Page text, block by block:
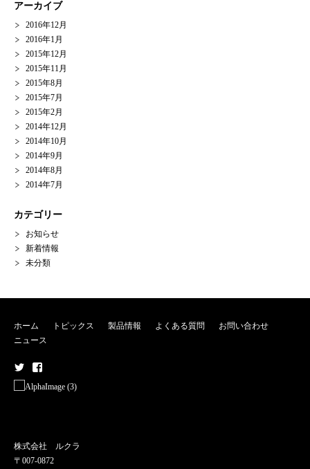
アーカイブ
2016年12月
2016年1月
2015年12月
2015年11月
2015年8月
2015年7月
2015年2月
2014年12月
2014年10月
2014年9月
2014年8月
2014年7月
カテゴリー
お知らせ
新着情報
未分類
ホーム トピックス 製品情報 よくある質問
お問い合わせ
ニュース
メ
ー
項
メ
ー
項
株式会社 ルクラ
〒007-0872